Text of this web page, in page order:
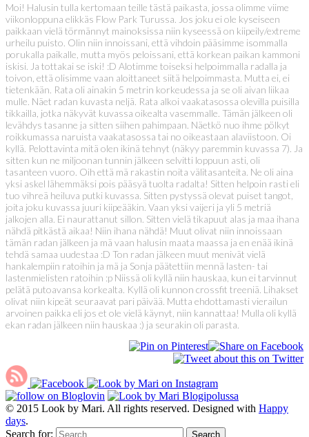
Moi! Halusin tulla kertomaan teille tästä paikasta, jossa olimme viime
viikonloppuna elikkäs Flow Park Turussa. Jos joku ei ole kyseiseen
paikkaan vielä törmännyt mainoksissa niin kyseessä on kiipeily/extreme
urheilu puisto. Olin niin innoissani, että vihdoin pääsimme isommalla
porukalla paikalle, mutta myös peloissani, että korkean paikan kammoni
iskisi. Ja tottakai se iski! :D Alotimme toiseksi helpoimmalla radalla ja
toivon, että olisimme vaan aloittaneet siitä helpoimmasta. Mutta ei, ei
tietenkään. Rata oli ainakin 5 metrin korkeudessa ja se oli aivan liikaa
mulle. Näet radan kuvasta neljä. Rata alkoi vaakatasossa olevilla puisilla
tikkailla, jotka näkyvät kuvassa oikealta vasemmalle. Tämän jälkeen oli
levähdys tasanne ja sitten siihen pahimpaan. Näetkö nuo ihme pölkyt
roikkumassa naruista vaakatasossa tai no oikeastaan alaviistoon. Oi
kyllä. Pelottavinta mitä olen ikinä tehnyt (näkyy paremmin kuvassa 7). Ja
sitten kun ne miljoonan tunnin jälkeen selvitti loppuun asti, oli
tasanteen vuoro. Oih että mä rakastin noita välitasanteita. Ne oli aina
yksi askel lähemmäksi pois pääsyä tuolta radalta! Sitten helpoin rasti eli
tuo vihreä heiluva putki kuvassa. Sitten pystyssä olevat puiset tangot,
joita joku kuvassa juuri kiipeääkin. Vaan yksi vaijeri ja yli 5 metriä
jalkojen alla. Ei naurattanut sillon. Sitten vielä tikapuut alas ja maa ihana
nähdä pitkästä aikaa! Niin ihana nähdä! Muut olivat niin innoissaan
tämän radan jälkeen ja mä vaan halusin maata maassa ja en enää ikinä
tehdä samaa uudestaa :D Ton radan jälkeen muut menivät vielä
hankalempiin ratoihin ja mä ja Sonja päätettiin mennä lasten- tai
lastenmielisten ratoihin :p Niissä oli kyllä niin hauskaa, kun ei tarvinnut
pelätä putoavansa korkealta. Kyllä oli kunnon crossfit treeniä. Lihakset
olivat niin kipeät seuraavat pari päivää. Mutta ehdottamasti vierailun
arvoinen paikka eli jos et ole vielä käynyt, niin kannattaa! Mulla oli kyllä
ekan radan jälkeen niin hauskaa :) ja seurakin oli parasta.
© 2015 Look by Mari. All rights reserved. Designed with Happy
days.
Search for: